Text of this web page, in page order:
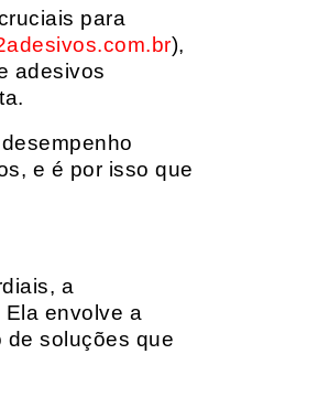
para
),
adesivos
e é por isso que
a
envolve a
de soluções que